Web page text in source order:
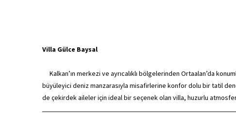
Villa Gülce Baysal
Kalkan’ın merkezi ve ayrıcalıklı bölgelerinden Ortaalan’da
büyüleyici deniz manzarasıyla misafirlerine konfor dolu bir tatil
de çekirdek aileler için ideal bir seçenek olan villa, huzurlu